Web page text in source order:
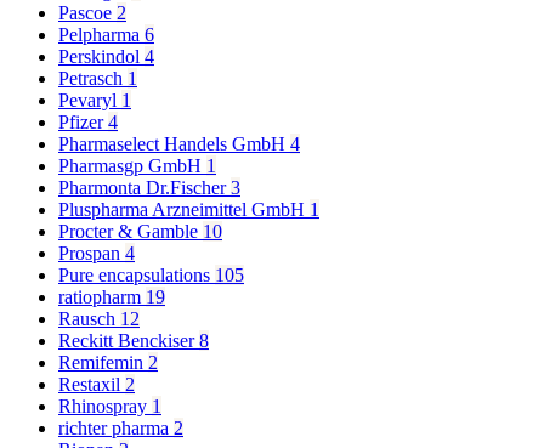
Pascoe 2
Pelpharma 6
Perskindol 4
Petrasch 1
Pevaryl 1
Pfizer4
Pharmaselect Handels GmbH 4
Pharmasgp GmbH 1
Pharmonta Dr.Fischer3
Pluspharma Arzneimittel GmbH 1
Procter & Gamble 10
Prospan 4
Pure encapsulations 105
ratiopharm 19
Rausch 12
Reckitt Benckiser8
Remifemin 2
Restaxil 2
Rhinospray 1
richter pharma 2